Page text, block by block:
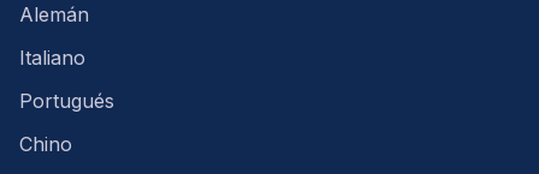
Alemán
Italiano
Portugués
Chino